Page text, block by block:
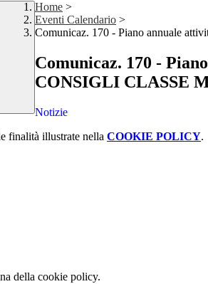
Home >
Eventi Calendario >
Comunicaz. 170 - Piano annuale
Comunicaz. 170 -
CONSIGLI CLASSE
Notizie
finalità illustrate nella COOKIE POLICY.
della cookie policy.